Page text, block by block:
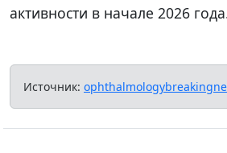
активности в начале 2026
Источник: